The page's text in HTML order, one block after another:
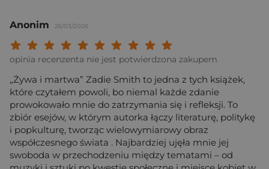
Anonim 26/03/2026
Twoja ocena:
Twoja ocena: Wybitna 9/
Twoja ocena: Rewelacyjna 8/
Twoja ocena: Bardzo dobra 7/10"
Twoja ocena: Dobra 6/10"
Twoja ocena: Przeciętna 5/10"
Twoja ocena: Może być 4/10"
Twoja ocena: Słaba 3/10"
Twoja ocena: Bardzo słaba 2/10"
Twoja ocena: Beznadziejna 1/10"
opinia recenzenta nie jest potwierdzona zakupem
„Żywa i martwa” Zadie Smith to jedna z tych książek,
które czytałem powoli, bo niemal każde zdanie
prowokowało mnie do zatrzymania się i refleksji. To
zbiór esejów, w którym autorka łączy literaturę, politykę
i popkulturę, tworząc wielowymiarowy obraz
współczesnego świata . Najbardziej ujęła mnie jej
swoboda w przechodzeniu między tematami – od